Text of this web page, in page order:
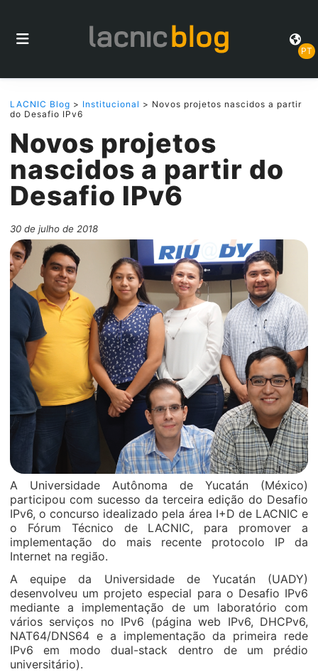
PT
LACNIC Blog > Institucional > Novos projetos nascidos a partir
do Desafio IPv6
Novos projetos
nascidos a partir do
Desafio IPv6
30 de julho de 2018
A Universidade Autônoma de Yucatán (México)
participou com sucesso da terceira edição do Desafio
IPv6, o concurso idealizado pela área I+D de LACNIC e
o Fórum Técnico de LACNIC, para promover a
implementação do mais recente protocolo IP da
Internet na região.
A equipe da Universidade de Yucatán (UADY)
desenvolveu um projeto especial para o Desafio IPv6
mediante a implementação de um laboratório com
vários serviços no IPv6 (página web IPv6, DHCPv6,
NAT64/DNS64 e a implementação da primeira rede
IPv6 em modo dual-stack dentro de um prédio
universitário).